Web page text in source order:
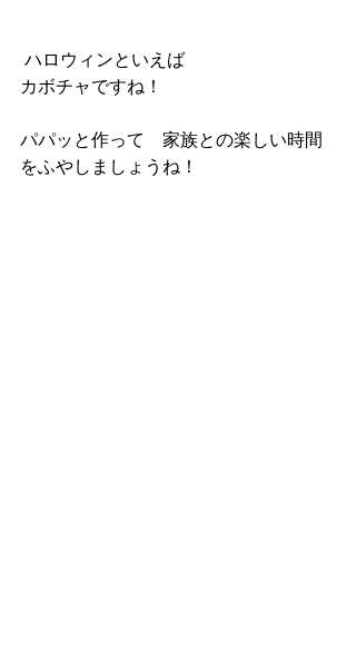
ハロウィンといえば
カボチャですね！
パパッと作って　家族との楽しい時間
をふやしましょうね！